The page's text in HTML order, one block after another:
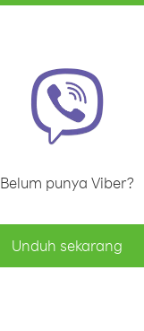
Belum punya Viber?
Unduh sekarang